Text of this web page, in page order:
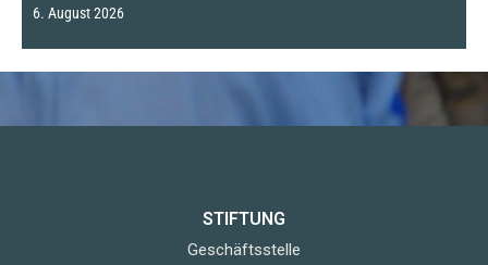
6. August 2026
STIFTUNG
Geschäftsstelle